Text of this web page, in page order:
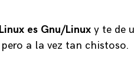
Linux es Gnu/Linux y te de
a la vez tan chistoso.